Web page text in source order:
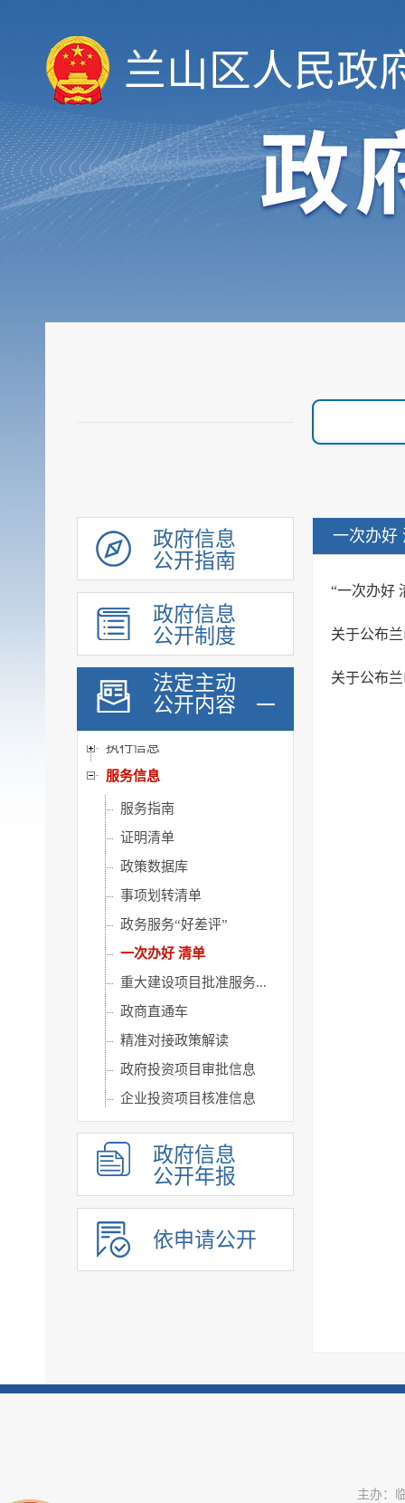
兰山区人民政
政府信息
公开指南
政府信息
公开制度
法定主动
公开内容
履职依据
机构职能
统计信息
行政许可和其他对外管理...
行政处罚及强制
财政信息
政府采购
民生领域信息公开
应急管理
公共企事业单位信息
执行信息
服务信息
服务指南
证明清单
政策数据库
事项划转清单
政务服务“好差评”
一次办好 清单
重大建设项目批准服务...
政商直通车
精准对接政策解读
政府投资项目审批信息
企业投资项目核准信息
政府信息
公开年报
依申请公开
一次办好
“一次办好
关于公布
关于公布
主办：